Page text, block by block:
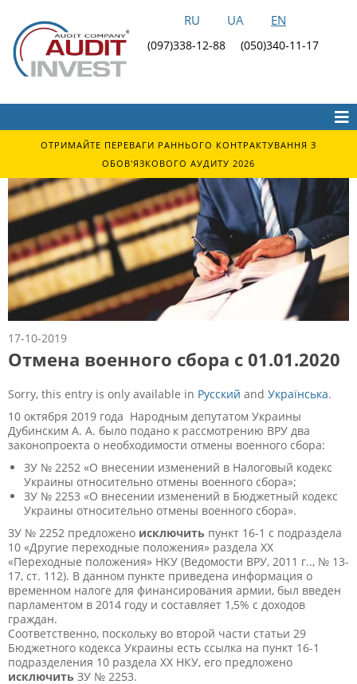
RU UA EN
(097)338-12-88 (050)340-11-17
ОТРИМАЙТЕ ПЕРЕВАГИ РАННЬОГО КОНТРАКТУВАННЯ З
ОБОВ'ЯЗКОВОГО АУДИТУ 2026
17-10-2019
Отмена военного сбора с 01.01.2020
Sorry, this entry is only available in Русский and Українська.
10 октября 2019 года Народным депутатом Украины
Дубинским А. А. было подано к рассмотрению ВРУ два
законопроекта о необходимости отмены военного сбора:
ЗУ № 2252 «О внесении изменений в Налоговый кодекс
Украины относительно отмены военного сбора»;
ЗУ № 2253 «О внесении изменений в Бюджетный кодекс
Украины относительно отмены военного сбора».
ЗУ № 2252 предложено исключить пункт 16-1 с подраздела
10 «Другие переходные положения» раздела XX
«Переходные положения» НКУ (Ведомости ВРУ, 2011 г.., № 13-
17, ст. 112). В данном пункте приведена информация о
временном налоге для финансирования армии, был введен
парламентом в 2014 году и составляет 1,5% с доходов
граждан.
Соответственно, поскольку во второй части статьи 29
Бюджетного кодекса Украины есть ссылка на пункт 16-1
подразделения 10 раздела ХХ НКУ, его предложено
исключить ЗУ № 2253.